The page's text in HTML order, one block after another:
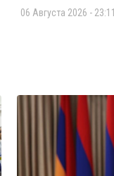
06 Августа 2026 - 23:11